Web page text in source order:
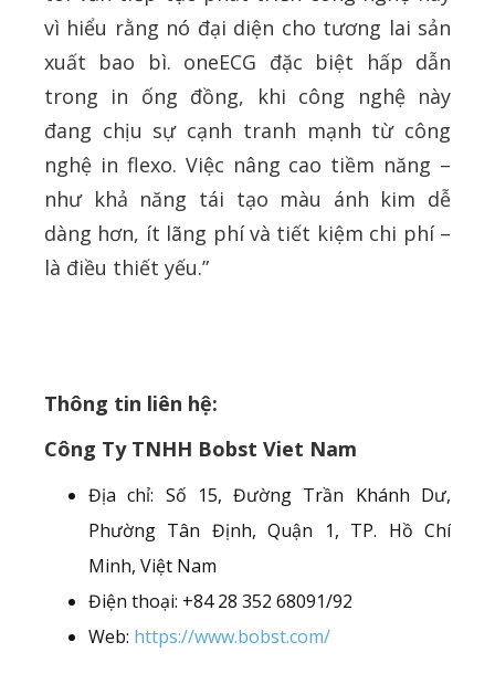
vì hiểu rằng nó đại diện cho tương lai sản
xuất bao bì. oneECG đặc biệt hấp dẫn
trong in ống đồng, khi công nghệ này
đang chịu sự cạnh tranh mạnh từ công
nghệ in flexo. Việc nâng cao tiềm năng –
như khả năng tái tạo màu ánh kim dễ
dàng hơn, ít lãng phí và tiết kiệm chi phí –
là điều thiết yếu.”
Thông tin liên hệ:
Công Ty TNHH Bobst Viet Nam
Địa chỉ: Số 15, Đường Trần Khánh Dư,
Phường Tân Định, Quận 1, TP. Hồ Chí
Minh, Việt Nam
Điện thoại: +84 28 352 68091/92
Web: https://www.bobst.com/